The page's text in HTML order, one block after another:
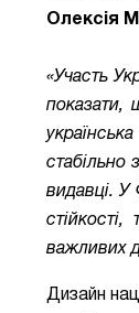
Олексія
«Участь
показати,
видавці. У
важливих
Дизайн